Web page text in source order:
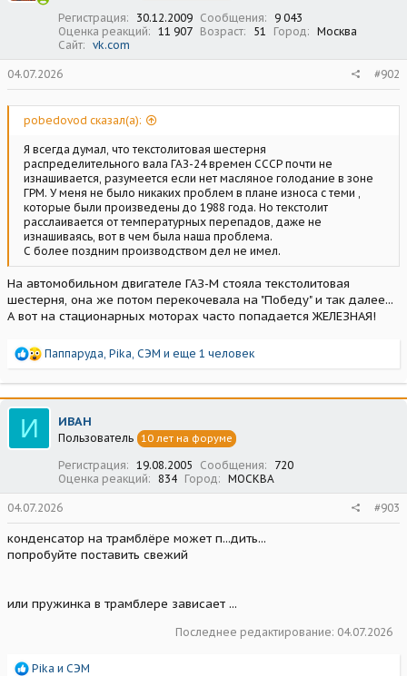
Регистрация 30.12.2009 Сообщения
9 043
Оценка реакций
11 907 Возраст 51 Город
Москва
Сайт
vk.com
04.07.2026 #902
pobedovod сказал(а):
Я всегда думал, что текстолитовая шестерня
распределительного вала ГАЗ-24 времен СССР почти не
изнашивается, разумеется если нет масляное голодание в зоне
ГРМ. У меня не было никаких проблем в плане износа с теми ,
которые были произведены до 1988 года. Но текстолит
расслаивается от температурных перепадов, даже не
изнашиваясь, вот в чем была наша проблема.
С более поздним производством дел не имел.
На автомобильном двигателе ГАЗ-М стояла текстолитовая
шестерня, она же потом перекочевала на "Победу" и так далее...
А вот на стационарных моторах часто попадается ЖЕЛЕЗНАЯ!
Р
а
к
ц
Паппаруда, Pika, СЭМ и еще 1 человек
И ИВАН
Пользователь 10 лет на форуме
Регистрация 19.08.2005 Сообщения
720
Оценка реакций
834 Город МОСКВА
04.07.2026 #903
конденсатор на трамблёре может п...дить...
попробуйте поставить свежий
или пружинка в трамблере зависает ...
Последнее редактирование: 04.07.2026
Р
Pika и СЭМ